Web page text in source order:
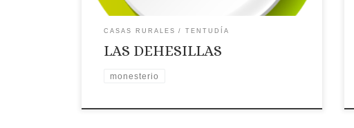
CASAS RURALES TENTUDÍA
LAS DEHESILLAS
monesterio